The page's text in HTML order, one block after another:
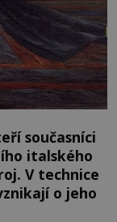
současníci
italského
V technice
o jeho